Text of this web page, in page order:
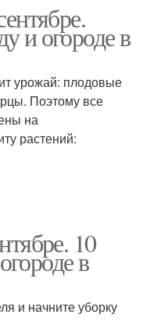
и огороде в
урожай: плодовые
Поэтому все
на
растений:
10
в
и начните уборку